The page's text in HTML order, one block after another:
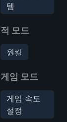
템
적 모드
원킬
게임 모드
게임 속도
설정